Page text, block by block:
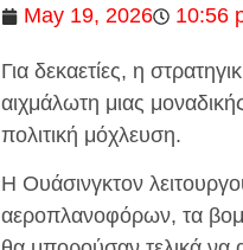
May 19, 2026 10:56
Για δεκαετίες, η
αιχμάλωτη μιας
πολιτική μόχλευση.
Η Ουάσινγκτον
αεροπλανοφόρων, τα